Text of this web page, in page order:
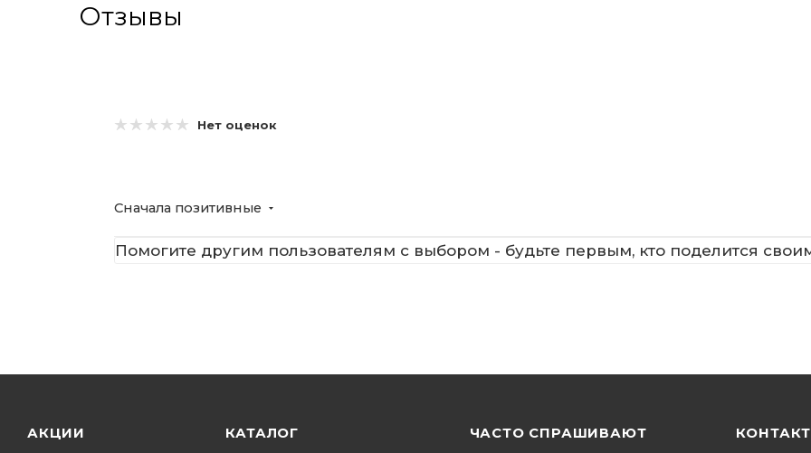
Отзывы
Нет оценок
Сначала позитивные
Помогите другим пользователям с выбором - будьте первым, кто поделится
АКЦИИ КАТАЛОГ ЧАСТО СПРАШИВАЮТ